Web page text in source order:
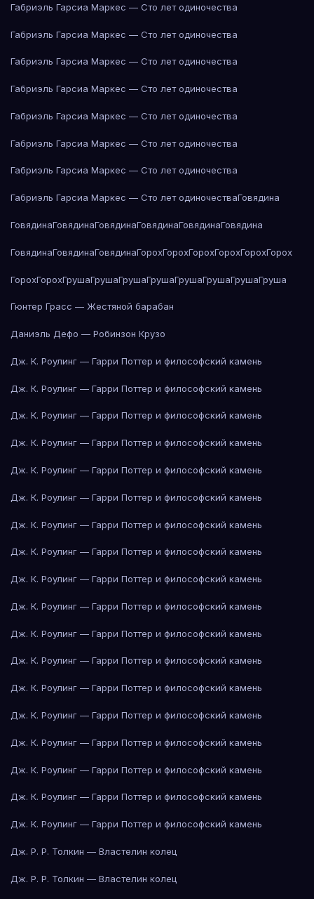
Габриэль Гарсиа Маркес — Сто лет одиночества
Габриэль Гарсиа Маркес — Сто лет одиночества
Габриэль Гарсиа Маркес — Сто лет одиночества
Габриэль Гарсиа Маркес — Сто лет одиночества
Габриэль Гарсиа Маркес — Сто лет одиночества
Габриэль Гарсиа Маркес — Сто лет одиночества
Габриэль Гарсиа Маркес — Сто лет одиночества
Габриэль Гарсиа Маркес — Сто лет одиночестваГовядина
ГовядинаГовядинаГовядинаГовядинаГовядинаГовядина
ГовядинаГовядинаГовядинаГорохГорохГорохГорохГорохГорох
ГорохГорохГрушаГрушаГрушаГрушаГрушаГрушаГрушаГруша
Гюнтер Грасс — Жестяной барабан
Даниэль Дефо — Робинзон Крузо
Дж. К. Роулинг — Гарри Поттер и философский камень
Дж. К. Роулинг — Гарри Поттер и философский камень
Дж. К. Роулинг — Гарри Поттер и философский камень
Дж. К. Роулинг — Гарри Поттер и философский камень
Дж. К. Роулинг — Гарри Поттер и философский камень
Дж. К. Роулинг — Гарри Поттер и философский камень
Дж. К. Роулинг — Гарри Поттер и философский камень
Дж. К. Роулинг — Гарри Поттер и философский камень
Дж. К. Роулинг — Гарри Поттер и философский камень
Дж. К. Роулинг — Гарри Поттер и философский камень
Дж. К. Роулинг — Гарри Поттер и философский камень
Дж. К. Роулинг — Гарри Поттер и философский камень
Дж. К. Роулинг — Гарри Поттер и философский камень
Дж. К. Роулинг — Гарри Поттер и философский камень
Дж. К. Роулинг — Гарри Поттер и философский камень
Дж. К. Роулинг — Гарри Поттер и философский камень
Дж. К. Роулинг — Гарри Поттер и философский камень
Дж. К. Роулинг — Гарри Поттер и философский камень
Дж. Р. Р. Толкин — Властелин колец
Дж. Р. Р. Толкин — Властелин колец